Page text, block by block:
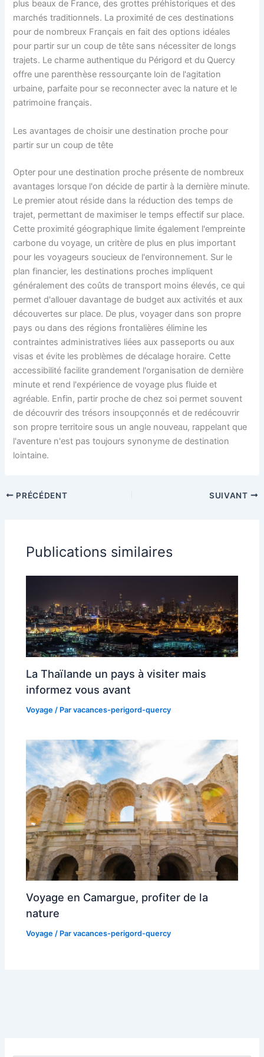
plus beaux de France, des grottes préhistoriques et des
marchés traditionnels. La proximité de ces destinations
pour de nombreux Français en fait des options idéales
pour partir sur un coup de tête sans nécessiter de longs
trajets. Le charme authentique du Périgord et du Quercy
offre une parenthèse ressourçante loin de l'agitation
urbaine, parfaite pour se reconnecter avec la nature et le
patrimoine français.
Les avantages de choisir une destination proche pour
partir sur un coup de tête
Opter pour une destination proche présente de nombreux
avantages lorsque l'on décide de partir à la dernière minute.
Le premier atout réside dans la réduction des temps de
trajet, permettant de maximiser le temps effectif sur place.
Cette proximité géographique limite également l'empreinte
carbone du voyage, un critère de plus en plus important
pour les voyageurs soucieux de l'environnement. Sur le
plan financier, les destinations proches impliquent
généralement des coûts de transport moins élevés, ce qui
permet d'allouer davantage de budget aux activités et aux
découvertes sur place. De plus, voyager dans son propre
pays ou dans des régions frontalières élimine les
contraintes administratives liées aux passeports ou aux
visas et évite les problèmes de décalage horaire. Cette
accessibilité facilite grandement l'organisation de dernière
minute et rend l'expérience de voyage plus fluide et
agréable. Enfin, partir proche de chez soi permet souvent
de découvrir des trésors insoupçonnés et de redécouvrir
son propre territoire sous un angle nouveau, rappelant que
l'aventure n'est pas toujours synonyme de destination
lointaine.
PRÉCÉDENT SUIVANT
Publications similaires
La Thaïlande un pays à visiter mais
informez vous avant
Voyage / Parvacances-perigord-quercy
Voyage en Camargue, profiter de la
nature
Voyage / Parvacances-perigord-quercy